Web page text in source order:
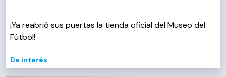
¡Ya reabrió sus puertas la tienda oficial del Museo del
Fútbol!
De interés